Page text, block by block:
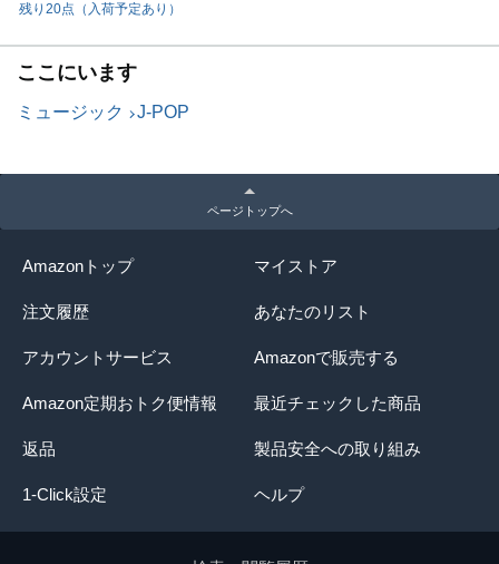
残り20点（入荷予定あり）
ここにいます
ミュージック J-POP
ページトップへ
マイストア
あなたのリスト
Amazonで販売する
最近チェックした商品
製品安全への取り組み
ヘルプ
Amazonトップ
注文履歴
アカウントサービス
Amazon定期おトク便情報
返品
1-Click設定